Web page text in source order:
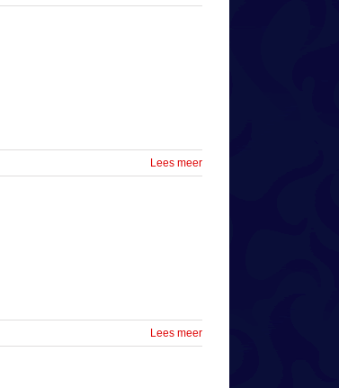
Lees meer
Lees meer